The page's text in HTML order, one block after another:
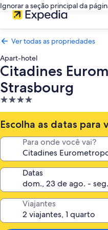
Ignorar a seção principal da
Ver todas as propriedades
Apart-hotel
Citadines
Strasbourg
Propriedade
4.0
estrelas
Escolha as datas para
Para onde você vai?
Datas
Viajantes